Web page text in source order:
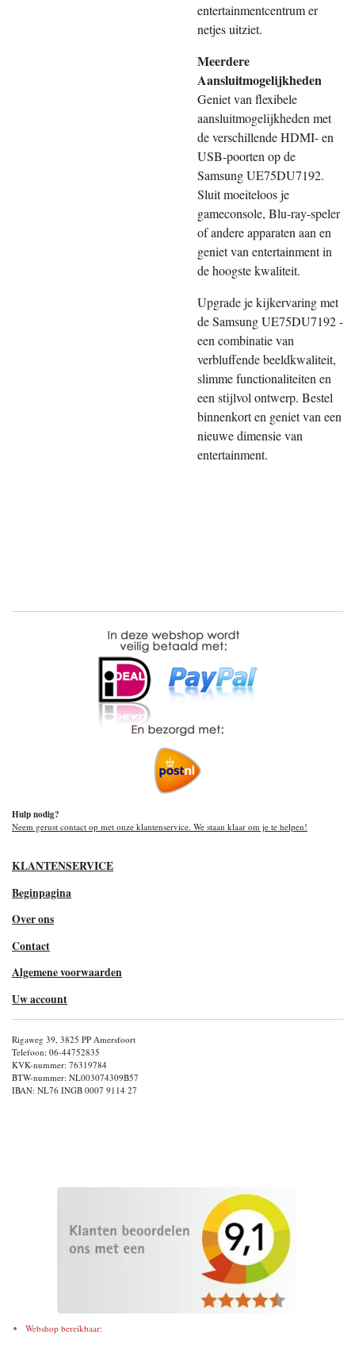
entertainmentcentrum er
netjes uitziet.
Meerdere
Aansluitmogelijkheden
Geniet van flexibele
aansluitmogelijkheden met
de verschillende HDMI- en
USB-poorten op de
Samsung UE75DU7192.
Sluit moeiteloos je
gameconsole, Blu-ray-speler
of andere apparaten aan en
geniet van entertainment in
de hoogste kwaliteit.
Upgrade je kijkervaring met
de Samsung UE75DU7192 -
een combinatie van
verbluffende beeldkwaliteit,
slimme functionaliteiten en
een stijlvol ontwerp. Bestel
binnenkort en geniet van een
nieuwe dimensie van
entertainment.
Hulp nodig?
Neem gerust contact op met onze klantenservice. We staan klaar om je te helpen!
KLANTENSERVICE
Beginpagina
Over ons
Contact
Algemene voorwaarden
Uw account
Rigaweg 39, 3825 PP Amersfoort
Telefoon: 06-44752835
KVK-nummer: 76319784
BTW-nummer: NL003074309B57
IBAN: NL76 INGB 0007 9114 27
Webshop bereikbaar: